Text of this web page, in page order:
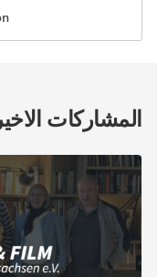
المشاركات